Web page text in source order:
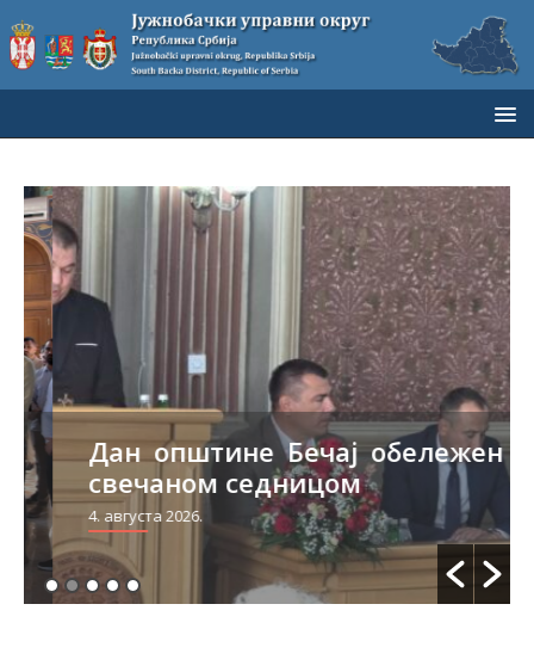
Дан општине Бечај обележен
свечаном седницом
4. августа 2026.